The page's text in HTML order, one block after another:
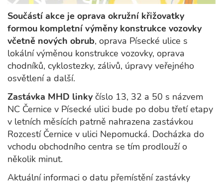
Součástí akce je oprava okružní křižovatky
formou kompletní výměny konstrukce vozovky
včetně nových obrub, oprava Písecké ulice s
lokální výměnou konstrukce vozovky, oprava
chodníků, cyklostezky, zálivů, úpravy veřejného
osvětlení a další.
Zastávka MHD linky číslo 13, 32 a 50 s názvem
NC Černice v Písecké ulici bude po dobu třetí etapy
v letních měsících patrně nahrazena zastávkou
Rozcestí Černice v ulici Nepomucká. Docházka do
vchodu obchodního centra se tím prodlouží o
několik minut.
Aktuální informaci o datu přemístění zastávky